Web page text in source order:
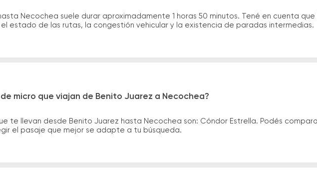
Necochea suele durar aproximadamente 1 horas 50 minutos. Tené en cuenta
estado de las rutas, la congestión vehicular y la existencia de paradas intermedias.
micro que viajan de Benito Juarez a Necochea?
te llevan desde Benito Juarez hasta Necochea son: Cóndor Estrella. Podés
el pasaje que mejor se adapte a tu búsqueda.